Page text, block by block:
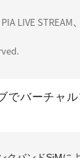
LIVE STREAM
でバーチャ